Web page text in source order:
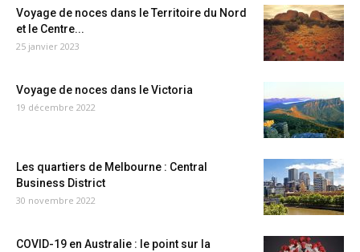
Voyage de noces dans le Territoire du Nord
et le Centre...
25 janvier 2023
Voyage de noces dans le Victoria
19 décembre 2022
Les quartiers de Melbourne : Central
Business District
30 novembre 2022
COVID-19 en Australie : le point sur la